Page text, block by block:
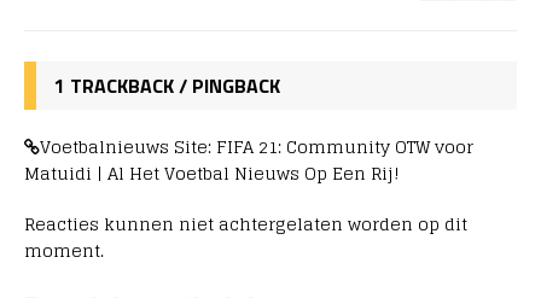
1 TRACKBACK / PINGBACK
Voetbalnieuws Site: FIFA 21: Community OTW voor
Matuidi | Al Het Voetbal Nieuws Op Een Rij!
Reacties kunnen niet achtergelaten worden op dit
moment.